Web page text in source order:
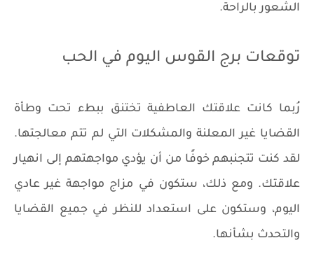
الشعور بالراحة.
توقعات برج القوس اليوم في الحب
رُبما كانت علاقتك العاطفية تختنق ببطء تحت وطأة
القضايا غير المعلنة والمشكلات التي لم تتم معالجتها.
لقد كنت تتجنبهم خوفًا من أن يؤدي مواجهتهم إلى انهيار
علاقتك. ومع ذلك، ستكون في مزاج مواجهة غير عادي
اليوم، وستكون على استعداد للنظر في جميع القضايا
والتحدث بشأنها.